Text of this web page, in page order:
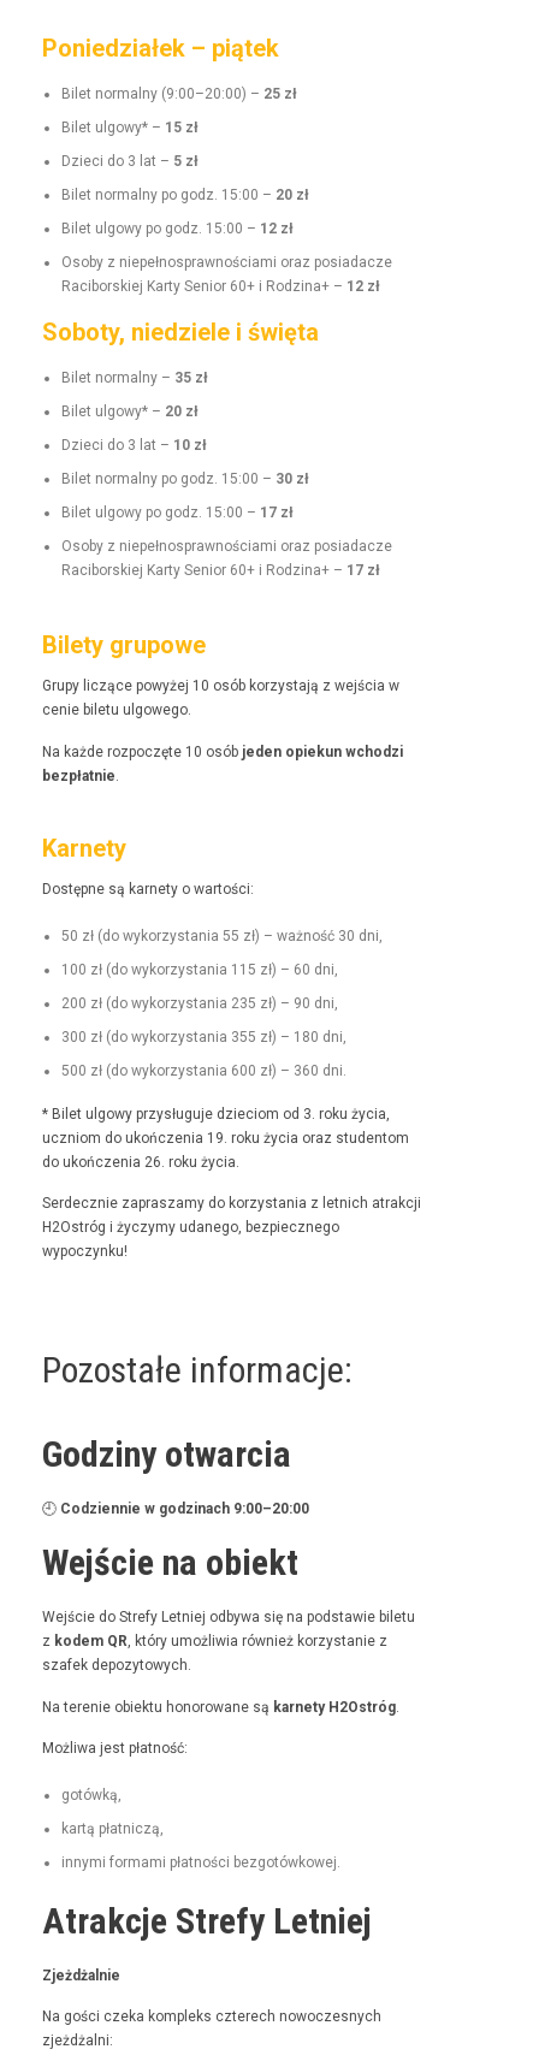
Poniedziałek – piątek
Bilet nor­mal­ny (9:00–20:00) – 25 zł
Bilet ulgo­wy* – 15 zł
Dzieci do 3 lat – 5 zł
Bilet nor­mal­ny po godz. 15:00 – 20 zł
Bilet ulgo­wy po godz. 15:00 – 12 zł
Oso­by z niepełnosprawnoś­ci­a­mi oraz posi­adacze
Raci­borskiej Kar­ty Senior 60+ i Rodz­i­na+ – 12 zł
Soboty, niedziele i święta
Bilet nor­mal­ny – 35 zł
Bilet ulgo­wy* – 20 zł
Dzieci do 3 lat – 10 zł
Bilet nor­mal­ny po godz. 15:00 – 30 zł
Bilet ulgo­wy po godz. 15:00 – 17 zł
Oso­by z niepełnosprawnoś­ci­a­mi oraz posi­adacze
Raci­borskiej Kar­ty Senior 60+ i Rodz­i­na+ – 17 zł
Bilety grupowe
Grupy liczące powyżej 10 osób korzys­ta­ją z wejś­cia w
cenie bile­tu ulgowego.
Na każde rozpoczęte 10 osób jeden opiekun wchodzi
bezpłat­nie.
Karnety
Dostęp­ne są kar­ne­ty o wartości:
50 zł (do wyko­rzys­ta­nia 55 zł) – ważność 30 dni,
100 zł (do wyko­rzys­ta­nia 115 zł) – 60 dni,
200 zł (do wyko­rzys­ta­nia 235 zł) – 90 dni,
300 zł (do wyko­rzys­ta­nia 355 zł) – 180 dni,
500 zł (do wyko­rzys­ta­nia 600 zł) – 360 dni.
* Bilet ulgo­wy przysługu­je dzieciom od 3. roku życia,
uczniom do ukończenia 19. roku życia oraz stu­den­tom
do ukończenia 26. roku życia.
Serdecznie zaprasza­my do korzys­ta­nia z let­nich atrakcji
H2Ostróg i życzymy udanego, bez­piecznego
wypoczynku!
Pozostałe informacje:
Godziny otwarcia
🕘 Codzi­en­nie w godz­i­nach 9:00–20:00
Wejście na obiekt
Wejś­cie do Stre­fy Let­niej odby­wa się na pod­staw­ie bile­tu
z kodem QR, który umożli­wia również korzys­tanie z
szafek depozytowych.
Na tere­nie obiek­tu hon­orowane są kar­ne­ty H2Ostróg
Możli­wa jest płatność:
gotówką,
kartą płat­niczą,
inny­mi for­ma­mi płat­noś­ci bezgotówkowej.
Atrakcje Strefy Letniej
Zjeżdżal­nie
Na goś­ci czeka kom­pleks czterech nowoczes­nych
zjeżdżalni: